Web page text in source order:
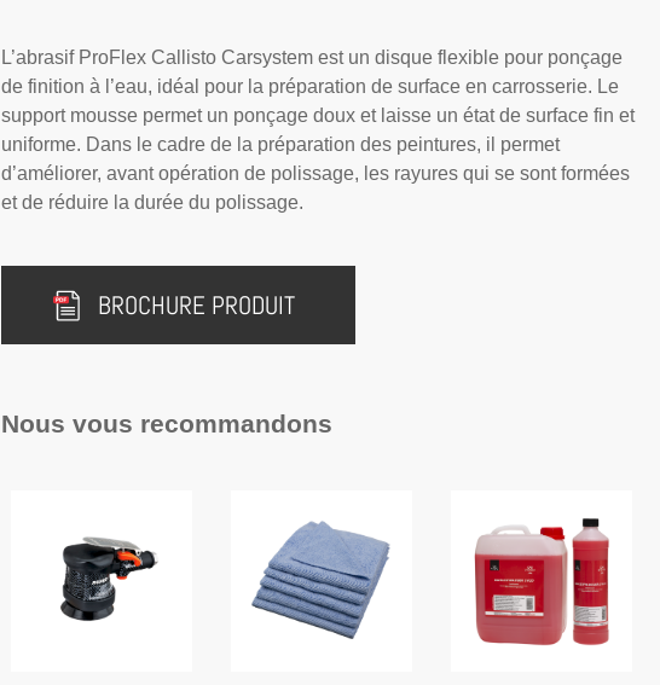
L’abrasif ProFlex Callisto Carsystem est un disque flexible pour ponçage
de finition à l’eau, idéal pour la préparation de surface en carrosserie. Le
support mousse permet un ponçage doux et laisse un état de surface fin et
uniforme. Dans le cadre de la préparation des peintures, il permet
d’améliorer, avant opération de polissage, les rayures qui se sont formées
et de réduire la durée du polissage.
BROCHURE PRODUIT
Nous vous recommandons